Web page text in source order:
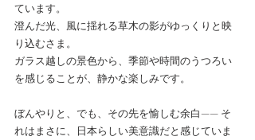
ています。
澄んだ光、風に揺れる草木の影がゆっくりと映
り込むさま。
ガラス越しの景色から、季節や時間のうつろい
を感じることが、静かな楽しみです。
ぼんやりと、でも、その先を愉しむ余白—— そ
れはまさに、日本らしい美意識だと感じていま